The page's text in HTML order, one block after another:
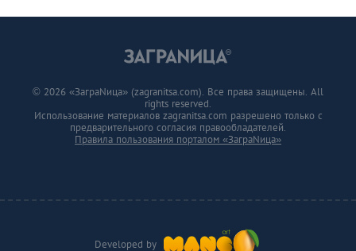
Developed by
© 2026 «ЗаграNица» (zagranitsa.com). Все права защищены. All
rights reserved.
Использование материалов zagranitsa.com разрешено только с
предварительного согласия правообладателей.
Правила пользования порталом «ЗаграNица»